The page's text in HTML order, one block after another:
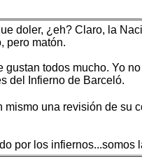
doler, ¿eh? Claro, la
pero matón.
todos mucho. Yo
del Infierno de Barceló.
mismo una revisión de su
por los infiernos...somos